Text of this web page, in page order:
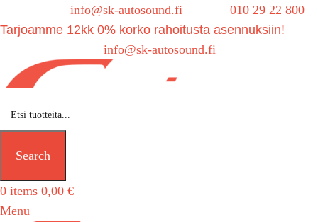
info@sk-autosound.fi
010 29 22 800
Tarjoamme 12kk 0% korko rahoitusta asennuksiin!
info@sk-autosound.fi
Search
0 items 0,00 €
Menu